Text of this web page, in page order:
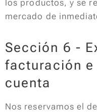
los productos, y se
mercado de
Sección 6 -
facturación
cuenta
Nos reservamos el